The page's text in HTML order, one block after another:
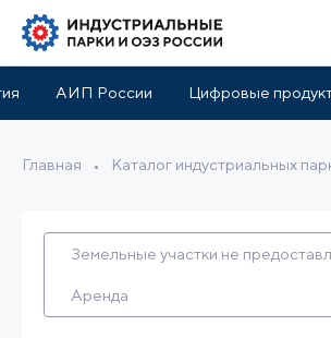
АИП России Цифровые
Главная • Каталог индустриальных
Инфраструктура парка
Земельные участки не
Аренда